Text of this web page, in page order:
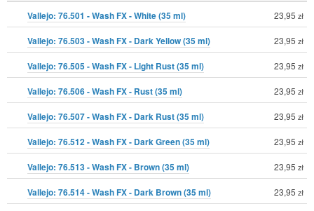
Vallejo: 76.501 - Wash FX - White (35 ml)
23,95 zł
Vallejo: 76.503 - Wash FX - Dark Yellow (35 ml) 23,95 zł
Vallejo: 76.505 - Wash FX - Light Rust (35 ml) 23,95 zł
Vallejo: 76.506 - Wash FX - Rust (35 ml) 23,95 zł
Vallejo: 76.507 - Wash FX - Dark Rust (35 ml) 23,95 zł
Vallejo: 76.512 - Wash FX - Dark Green (35 ml) 23,95 zł
Vallejo: 76.513 - Wash FX - Brown (35 ml) 23,95 zł
Vallejo: 76.514 - Wash FX - Dark Brown (35 ml) 23,95 zł